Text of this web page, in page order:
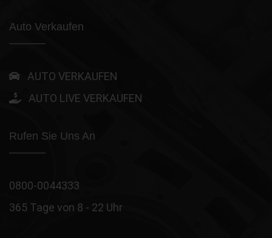
Auto Verkaufen
AUTO VERKAUFEN
AUTO LIVE VERKAUFEN
Rufen Sie Uns An
0800-0044333
365 Tage von 8 - 22 Uhr